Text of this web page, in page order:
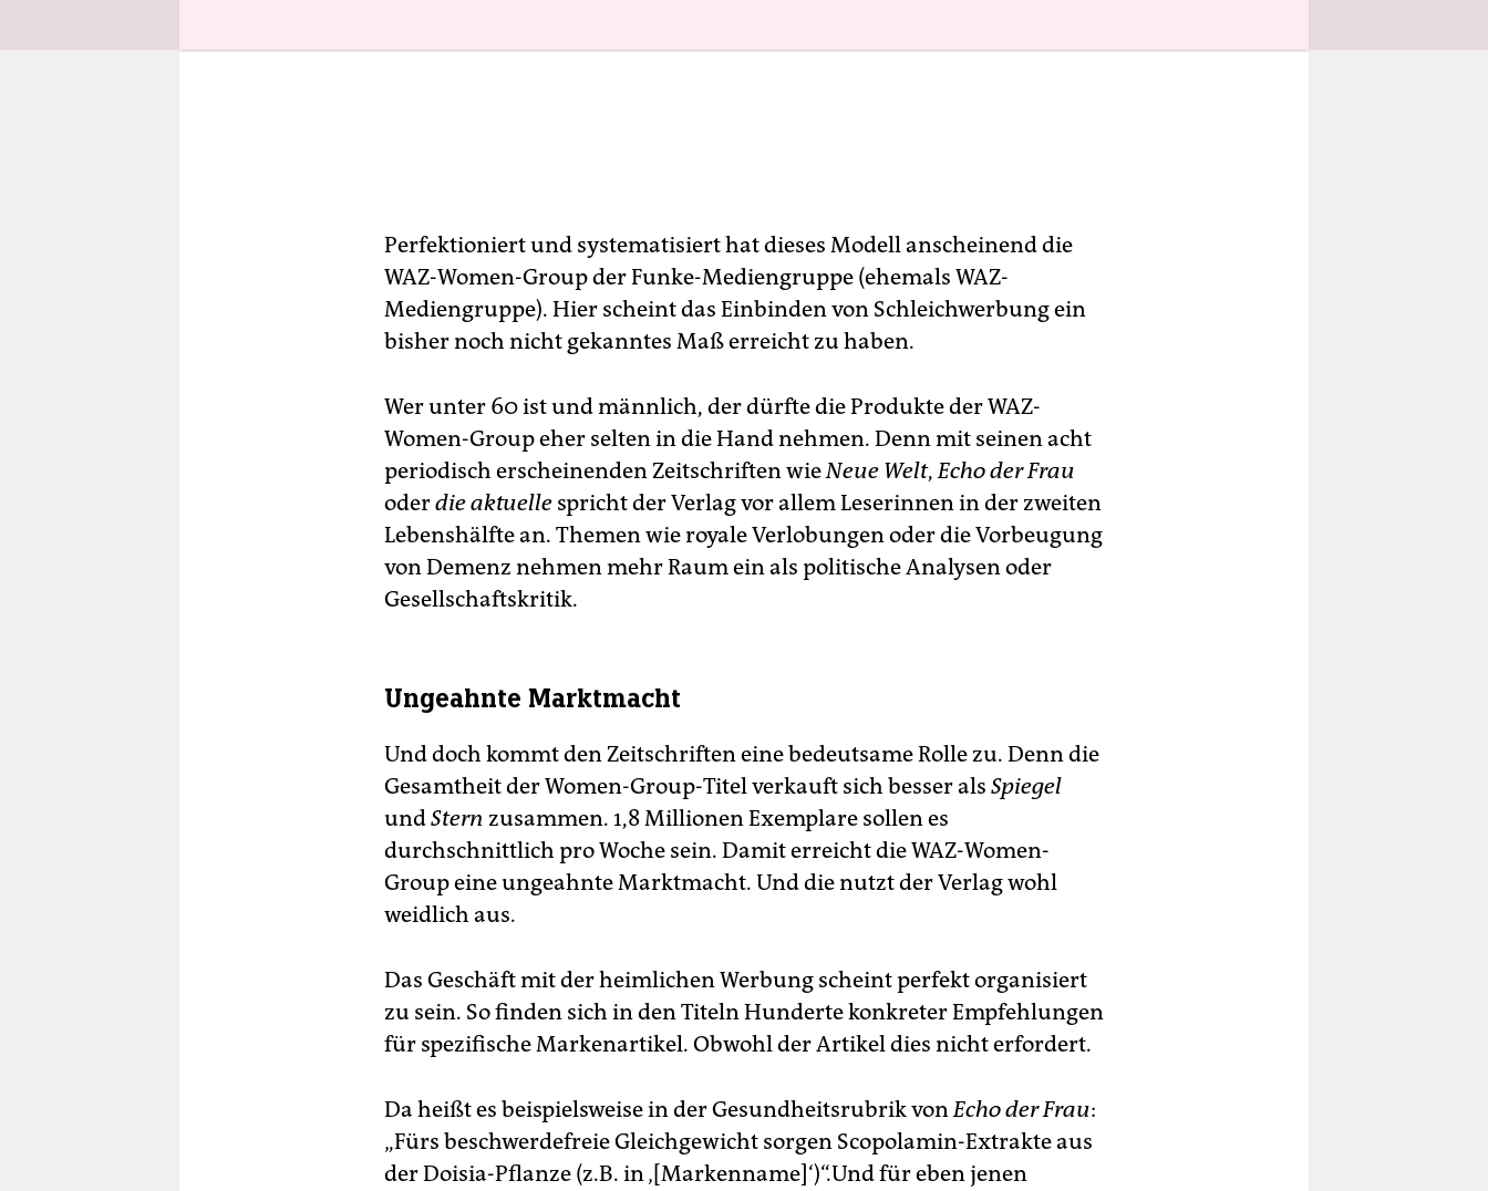
Perfektioniert und systematisiert hat dieses Modell anscheinend die
WAZ-Women-Group der Funke-Mediengruppe (ehemals WAZ-
Mediengruppe). Hier scheint das Einbinden von Schleichwerbung ein
bisher noch nicht gekanntes Maß erreicht zu haben.
Wer unter 60 ist und männlich, der dürfte die Produkte der WAZ-
Women-Group eher selten in die Hand nehmen. Denn mit seinen acht
periodisch erscheinenden Zeitschriften wieNeue Welt,Echo der Frau
oderdie aktuelle spricht der Verlag vor allem Leserinnen in der zweiten
Lebenshälfte an. Themen wie royale Verlobungen oder die Vorbeugung
von Demenz nehmen mehr Raum ein als politische Analysen oder
Gesellschaftskritik.
Ungeahnte Marktmacht
Und doch kommt den Zeitschriften eine bedeutsame Rolle zu. Denn die
Gesamtheit der Women-Group-Titel verkauft sich besser als Spiegel
undStern zusammen. 1,8 Millionen Exemplare sollen es
durchschnittlich pro Woche sein. Damit erreicht die WAZ-Women-
Group eine ungeahnte Marktmacht. Und die nutzt der Verlag wohl
weidlich aus.
Das Geschäft mit der heimlichen Werbung scheint perfekt organisiert
zu sein. So finden sich in den Titeln Hunderte konkreter Empfehlungen
für spezifische Markenartikel. Obwohl der Artikel dies nicht erfordert.
Da heißt es beispielsweise in der Gesundheitsrubrik vonEcho der Frau:
„Fürs beschwerdefreie Gleichgewicht sorgen Scopolamin-Extrakte aus
der Doisia-Pflanze (z.B. in ‚[Markenname]‘)“.Und für eben jenen